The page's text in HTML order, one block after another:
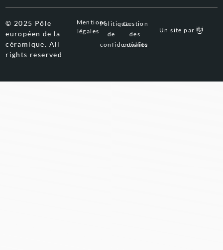
© 2025 Pôle
européen de la
céramique. All
rights reserved
Mentions
légales
Politique
de
confidentialité
Gestion
des
cookies
Un site par